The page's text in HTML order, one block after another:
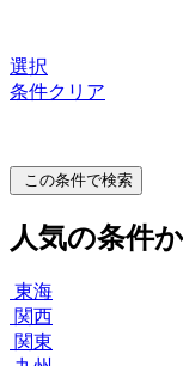
選択
条件クリア
この条件で検索
人気の条件
東海
関西
関東